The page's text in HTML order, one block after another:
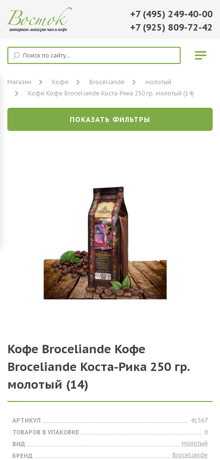
+7 (495) 249-40-00
+7 (925) 809-72-42
Магазин Кофе Broceliande
молотый
Кофе Кофе Broceliande Коста-Рика 250 гр. молотый (14)
ПОКАЗАТЬ ФИЛЬТРЫ
Кофе Broceliande Кофе
Broceliande Коста-Рика 250 гр.
молотый (14)
АРТИКУЛ
41567
ТОВАРОВ В УПАКОВКЕ
0
ВИД
молотый
БРЕНД
Broceliande